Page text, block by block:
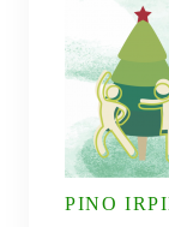
PINO